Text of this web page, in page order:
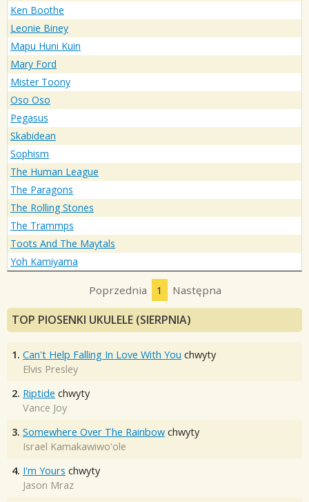
Ken Boothe
Leonie Biney
Mapu Huni Kuin
Mary Ford
Mister Toony
Oso Oso
Pegasus
Skabidean
Sophism
The Human League
The Paragons
The Rolling Stones
The Trammps
Toots And The Maytals
Yoh Kamiyama
Poprzednia 1 Następna
TOP PIOSENKI UKULELE (SIERPNIA)
1. Can't Help Falling In Love With You chwyty
Elvis Presley
2. Riptide chwyty
Vance Joy
3. Somewhere Over The Rainbow chwyty
Israel Kamakawiwo'ole
4. I'm Yours chwyty
Jason Mraz